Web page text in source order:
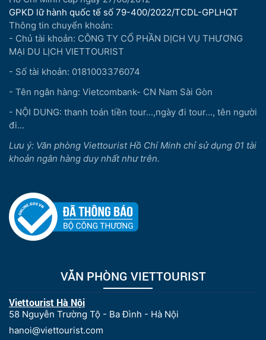
GPKD lữ hành quốc tế số 79-400/2022/TCDL-GPLHQT
Thông tin chuyển khoản:
- Chủ tài khoản: CÔNG TY CỔ PHẦN DỊCH VỤ THƯƠNG
MẠI DU LỊCH VIETTOURIST
- Số tài khoản: 0181003376074
- Tên ngân hàng: Vietcombank- CN Nam Sài Gòn
- NỘI DUNG: thanh toán tiền tour...,ngày đi tour..., tên người
đi...
Lưu ý: Văn phòng Viettourist Hồ Chí Minh chỉ sử dụng 01 tài
khoản ngân hàng duy nhất như trên.
VĂN PHÒNG VIETTOURIST
Viettourist Hà Nội
58 Nguyễn Trường Tộ - Ba Đình - Hà Nội
hanoi@viettourist.com